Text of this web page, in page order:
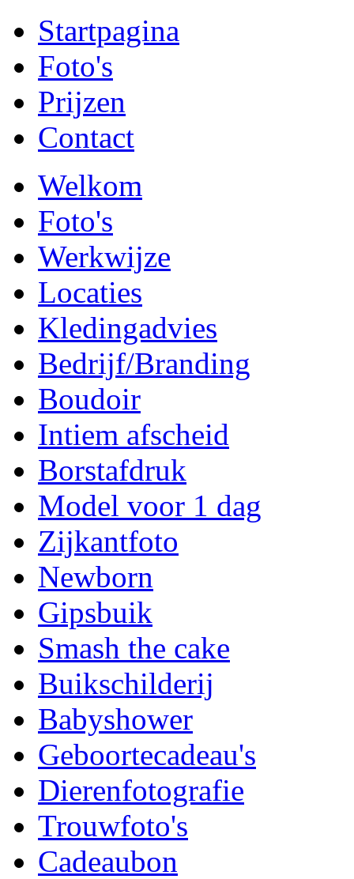
Startpagina
Foto's
Prijzen
Contact
Welkom
Foto's
Werkwijze
Locaties
Kledingadvies
Bedrijf/Branding
Boudoir
Intiem afscheid
Borstafdruk
Model voor 1 dag
Zijkantfoto
Newborn
Gipsbuik
Smash the cake
Buikschilderij
Babyshower
Geboortecadeau's
Dierenfotografie
Trouwfoto's
Cadeaubon